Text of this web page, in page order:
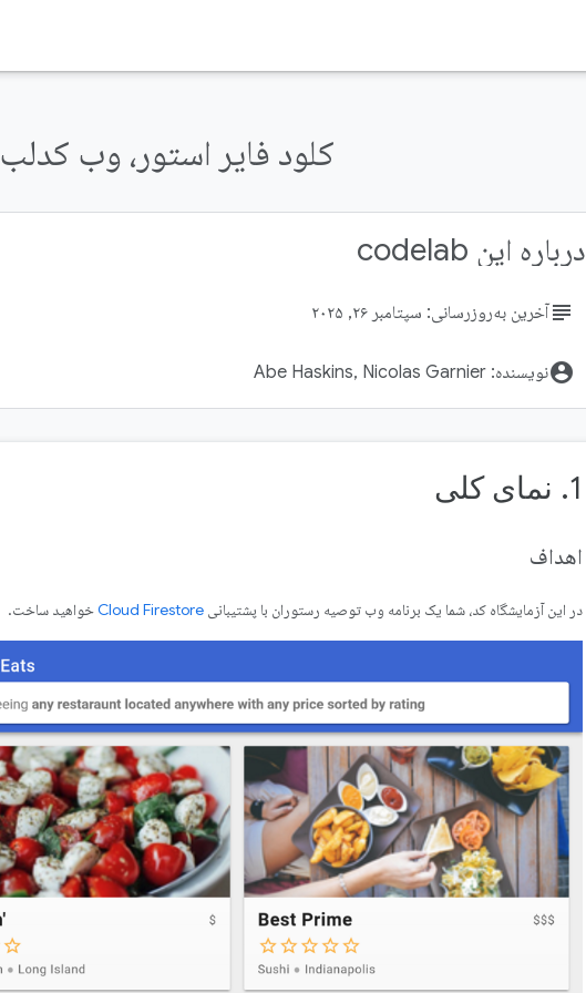
کلود فایر استور، وب کدلب
درباره این codelab
subjectآخرین به‌روزرسانی: سپتامبر ۲۶, ۲۰۲۵
account_circleنویسنده: Abe Haskins, Nicolas Garnier
1. نمای کلی
اهداف
در این آزمایشگاه کد، شما یک برنامه وب توصیه رستوران با پشتیبانی Cloud Firestoreخواهید ساخت.